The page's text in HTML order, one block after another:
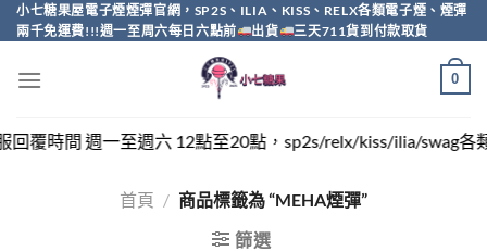
Skip
to
小七糖果屋電子煙煙彈官網，SP2S、ILIA、KISS、RELX各類電子煙、煙彈
兩千免運費!!!週一至周六每日六點前
出貨 三天711貨到付款取貨
0
時間 週一至週六 12點至20點，sp2s/relx/kiss/ilia/swag各類
首頁 / 商品標籤為 “MEHA煙彈”
篩選